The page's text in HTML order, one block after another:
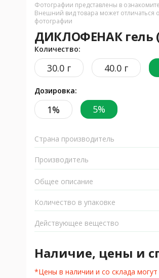
Фотографии представлены в
Внешний вид товара может отличаться
фотографии
ДИКЛОФЕНАК гель
Количество:
30.0 г 40.0 г
Дозировка:
1% 5%
Страна производитель
Производитель
Общее описание
Количество в упаковке
Действующее вещество
Наличие, цены и
*Цены в наличии и со склада могут